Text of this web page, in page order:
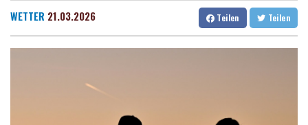
Dresden
Wien
30 °C
Salzburg
30 °C
Baden-Baden
28 °C
Industrie begrüßt sie
US-Senat bestätigt mit knapper Mehrheit Trumps umstrittenen
Justizminister Blanche
WETTER 21.03.2026 Teilen Teilen